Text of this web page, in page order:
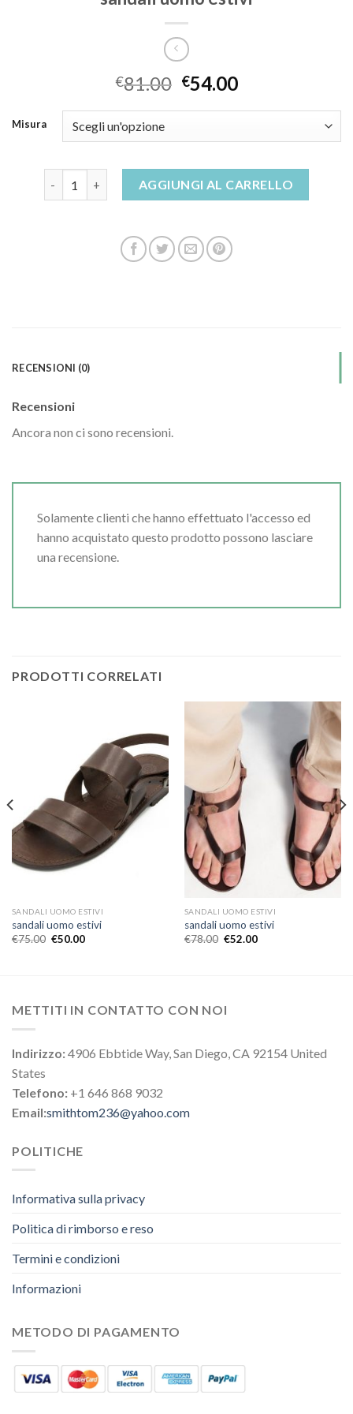
€81.00 €54.00
Misura
AGGIUNGI AL CARRELLO
RECENSIONI (0)
Recensioni
Ancora non ci sono recensioni.
Solamente clienti che hanno effettuato l'accesso ed
hanno acquistato questo prodotto possono lasciare
una recensione.
PRODOTTI CORRELATI
SANDALI UOMO ESTIVI
sandali uomo estivi
€75.00 €50.00
SANDALI UOMO ESTIVI
sandali uomo estivi
€78.00 €52.00
METTITI IN CONTATTO CON NOI
Indirizzo:4906 Ebbtide Way, San Diego, CA 92154 United
States
Telefono: +1 646 868 9032
Email:smithtom236@yahoo.com
POLITICHE
Informativa sulla privacy
Politica di rimborso e reso
Termini e condizioni
Informazioni
METODO DI PAGAMENTO